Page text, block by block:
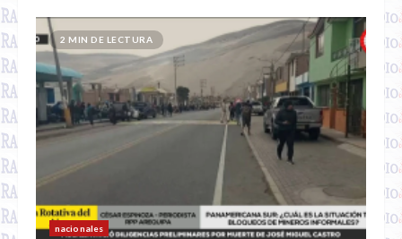
2 MIN DE LECTURA
nacionales